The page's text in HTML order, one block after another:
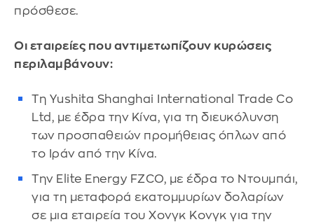
πρόσθεσε.
Οι εταιρείες που αντιμετωπίζουν κυρώσεις
περιλαμβάνουν:
Τη Yushita Shanghai International Trade Co
Ltd, με έδρα την Κίνα, για τη διευκόλυνση
των προσπαθειών προμήθειας όπλων από
το Ιράν από την Κίνα.
Την Elite Energy FZCO, με έδρα το Ντουμπάι,
για τη μεταφορά εκατομμυρίων δολαρίων
σε μια εταιρεία του Χονγκ Κονγκ για την